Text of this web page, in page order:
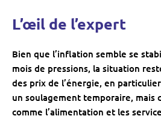
L’œil de l’expert
Bien que l’inflation semble se
mois de pressions, la situation
des prix de l’énergie, en
un soulagement temporaire, mais
comme l’alimentation et les